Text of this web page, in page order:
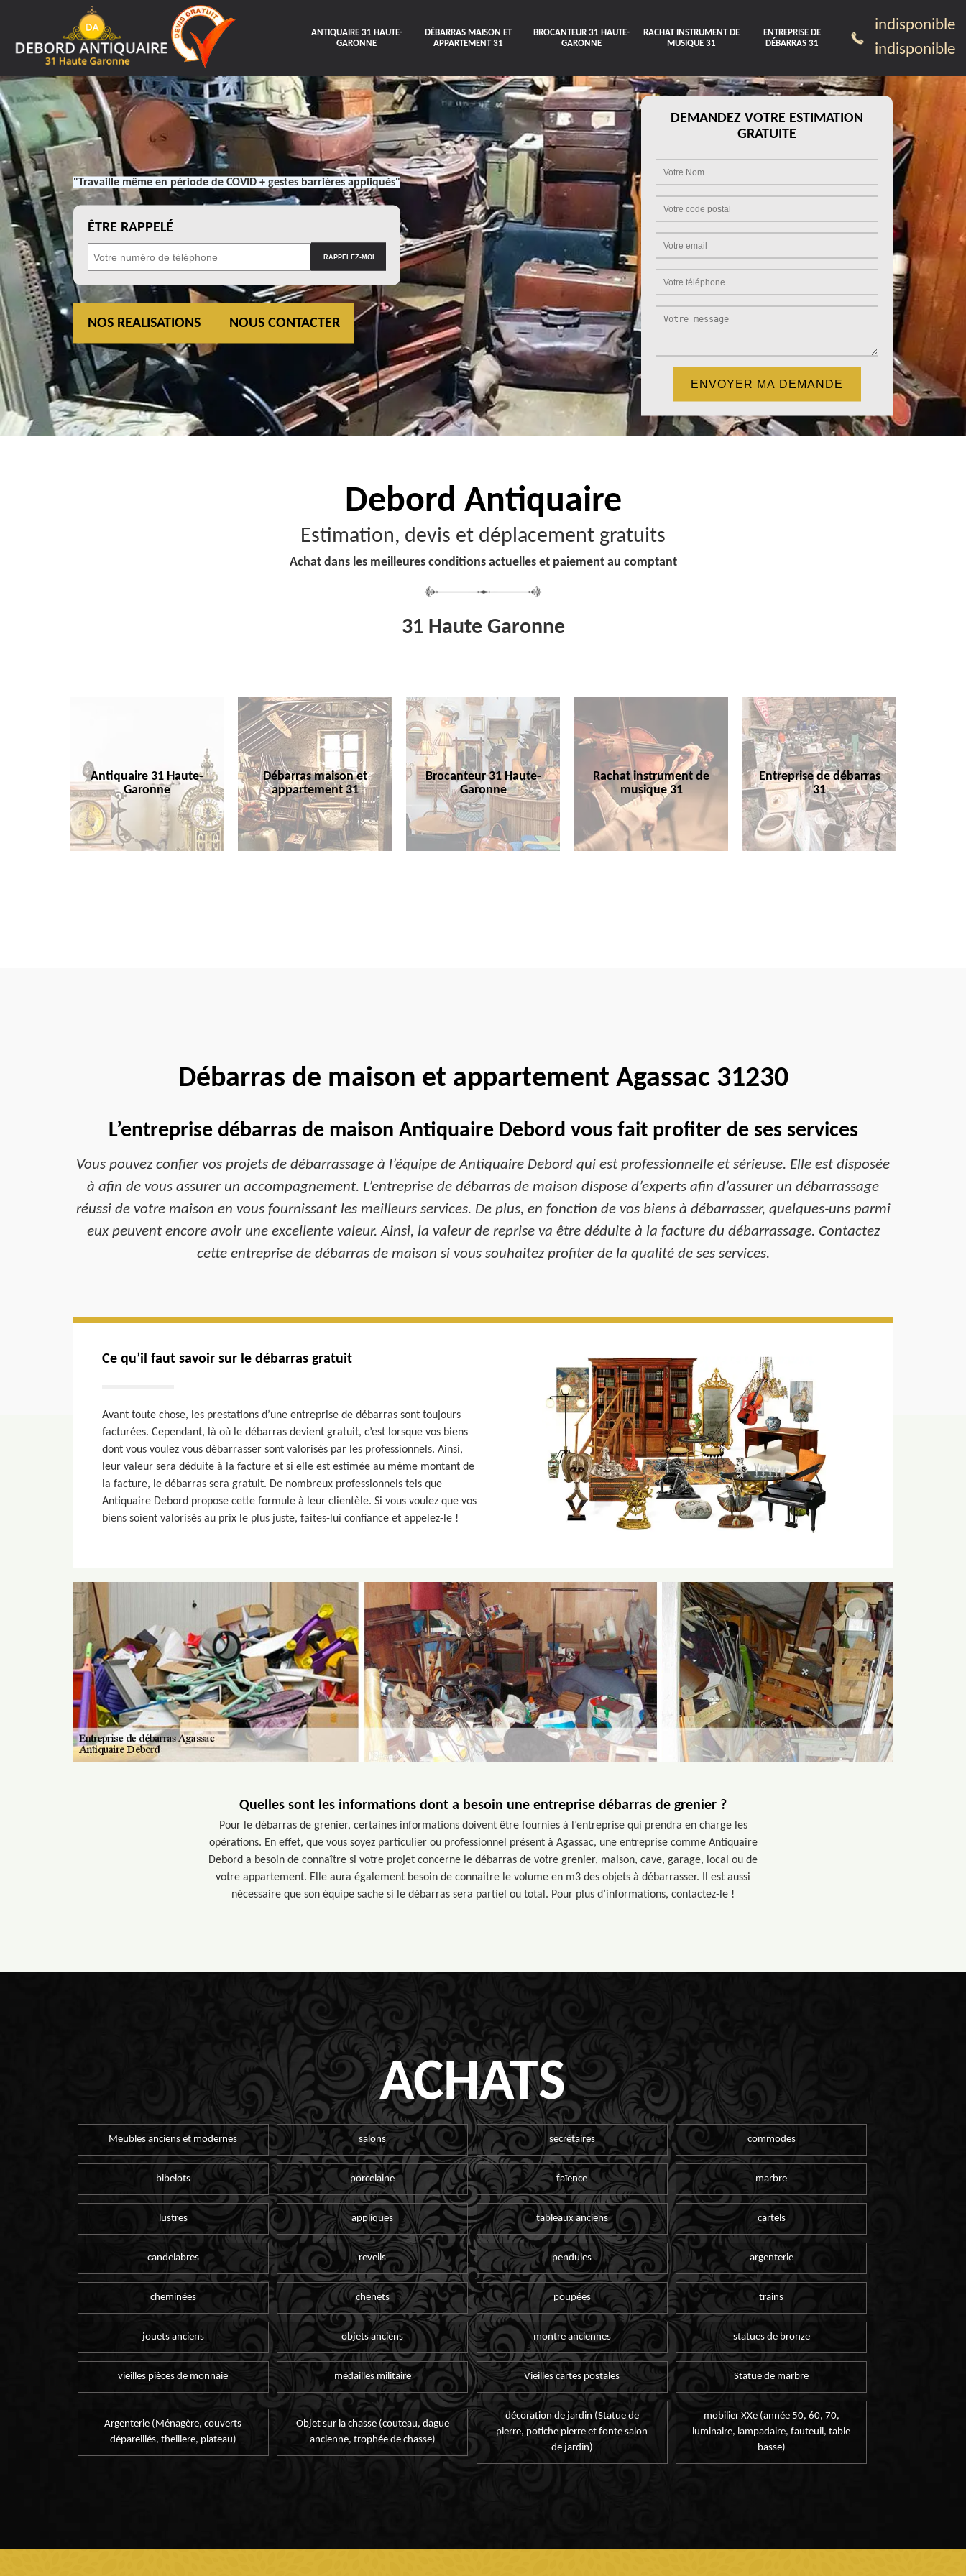
ANTIQUAIRE 31 HAUTE-
GARONNE
DÉBARRAS MAISON ET
APPARTEMENT 31
BROCANTEUR 31 HAUTE-
GARONNE
RACHAT INSTRUMENT DE
MUSIQUE 31
ENTREPRISE DE
DÉBARRAS 31
indisponible
indisponible
"Travaille même en période de COVID + gestes barrières appliqués"
ÊTRE RAPPELÉ
NOS REALISATIONS NOUS CONTACTER
DEMANDEZ VOTRE ESTIMATION
GRATUITE
Debord Antiquaire
Estimation, devis et déplacement gratuits
Achat dans les meilleures conditions actuelles et paiement au comptant
31 Haute Garonne
Antiquaire 31 Haute-
Garonne
Débarras maison et
appartement 31
Brocanteur 31 Haute-
Garonne
Rachat instrument de
musique 31
Entreprise de débarras
31
Débarras de maison et appartement Agassac 31230
L’entreprise débarras de maison Antiquaire Debord vous fait profiter de ses services
Vous pouvez confier vos projets de débarrassage à l’équipe de Antiquaire Debord qui est professionnelle et sérieuse. Elle est disposée
à afin de vous assurer un accompagnement. L’entreprise de débarras de maison dispose d’experts afin d’assurer un débarrassage
réussi de votre maison en vous fournissant les meilleurs services. De plus, en fonction de vos biens à débarrasser, quelques-uns parmi
eux peuvent encore avoir une excellente valeur. Ainsi, la valeur de reprise va être déduite à la facture du débarrassage. Contactez
cette entreprise de débarras de maison si vous souhaitez profiter de la qualité de ses services.
Ce qu’il faut savoir sur le débarras gratuit
Avant toute chose, les prestations d’une entreprise de débarras sont toujours
facturées. Cependant, là où le débarras devient gratuit, c’est lorsque vos biens
dont vous voulez vous débarrasser sont valorisés par les professionnels. Ainsi,
leur valeur sera déduite à la facture et si elle est estimée au même montant de
la facture, le débarras sera gratuit. De nombreux professionnels tels que
Antiquaire Debord propose cette formule à leur clientèle. Si vous voulez que vos
biens soient valorisés au prix le plus juste, faites-lui confiance et appelez-le !
Quelles sont les informations dont a besoin une entreprise débarras de grenier ?
Pour le débarras de grenier, certaines informations doivent être fournies à l’entreprise qui prendra en charge les
opérations. En effet, que vous soyez particulier ou professionnel présent à Agassac, une entreprise comme Antiquaire
Debord a besoin de connaître si votre projet concerne le débarras de votre grenier, maison, cave, garage, local ou de
votre appartement. Elle aura également besoin de connaitre le volume en m3 des objets à débarrasser. Il est aussi
nécessaire que son équipe sache si le débarras sera partiel ou total. Pour plus d’informations, contactez-le !
ACHATS
Meubles anciens et modernes salons secrétaires commodes
bibelots porcelaine faïence marbre
lustres appliques tableaux anciens cartels
candelabres reveils pendules argenterie
cheminées chenets poupées trains
jouets anciens objets anciens montre anciennes statues de bronze
vieilles pièces de monnaie médailles militaire Vieilles cartes postales Statue de marbre
Argenterie (Ménagère, couverts
dépareillés, theillere, plateau)
Objet sur la chasse (couteau, dague
ancienne, trophée de chasse)
décoration de jardin (Statue de
pierre, potiche pierre et fonte salon
de jardin)
mobilier XXe (année 50, 60, 70,
luminaire, lampadaire, fauteuil, table
basse)